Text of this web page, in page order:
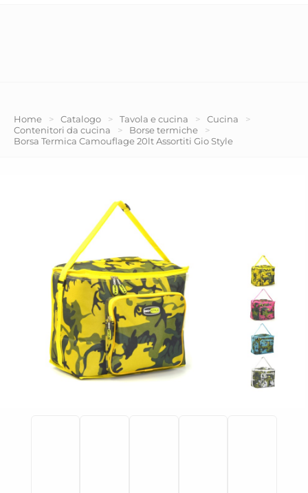
Home > Catalogo > Tavola e cucina > Cucina
>
Contenitori da cucina
> Borse termiche
>
Borsa Termica Camouflage 20lt Assortiti Gio Style